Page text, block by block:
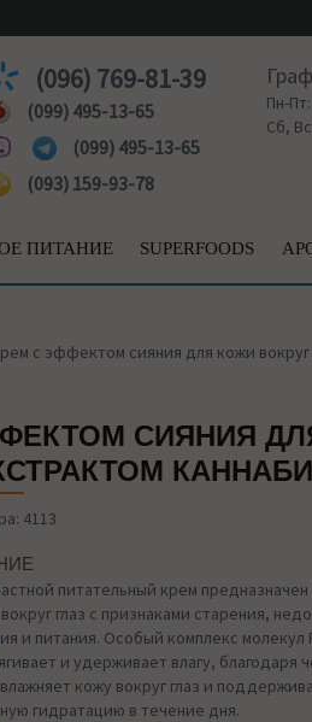
(096) 769-81-39
(099) 495-13-65
(099) 495-13-65
(093) 159-93-78
Пн-Пт:
Сб,
ПИТАНИЕ SUPERFOODS
с эффектом сияния для кожи вокруг
СИЯНИЯ
4113
питательный крем предназначен
глаз с признаками старения,
и питания. Особый комплекс молекул
и удерживает влагу, благодаря
кожу вокруг глаз и
гидратацию в течение дня.